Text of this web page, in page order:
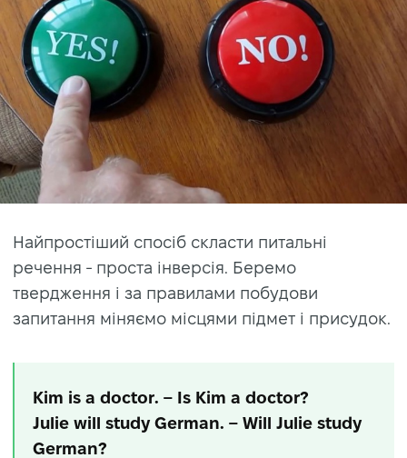
Найпростіший спосіб скласти питальні
речення - проста інверсія. Беремо
твердження і за правилами побудови
запитання міняємо місцями підмет і присудок.
Kim is a doctor. – Is Kim a doctor?
Julie will study German. – Will Julie study
German?